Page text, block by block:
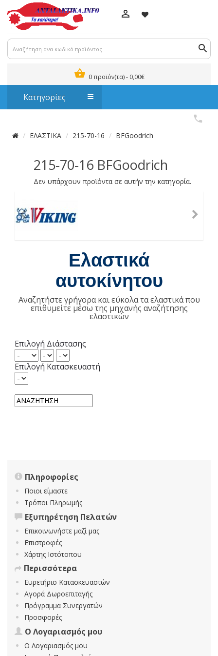
0 προϊόν(τα) - 0,00€
Κατηγορίες
ΕΛΑΣΤΙΚΑ 215-70-16 BFGoodrich
215-70-16 BFGoodrich
Δεν υπάρχουν προϊόντα σε αυτήν την κατηγορία.
Ελαστικά
αυτοκίνητου
Αναζητήστε γρήγορα και εύκολα τα ελαστικά που
επιθυμείτε μέσω της μηχανής αναζήτησης
ελαστικών
Επιλογή Διάστασης
Επιλογή Κατασκευαστή
Πληροφορίες
Ποιοι είμαστε
Τρόποι Πληρωμής
Εξυπηρέτηση Πελατών
Επικοινωνήστε μαζί μας
Επιστροφές
Χάρτης Ιστότοπου
Περισσότερα
Ευρετήριο Κατασκευαστών
Αγορά Δωροεπιταγής
Πρόγραμμα Συνεργατών
Προσφορές
Ο Λογαριασμός μου
Ο Λογαριασμός μου